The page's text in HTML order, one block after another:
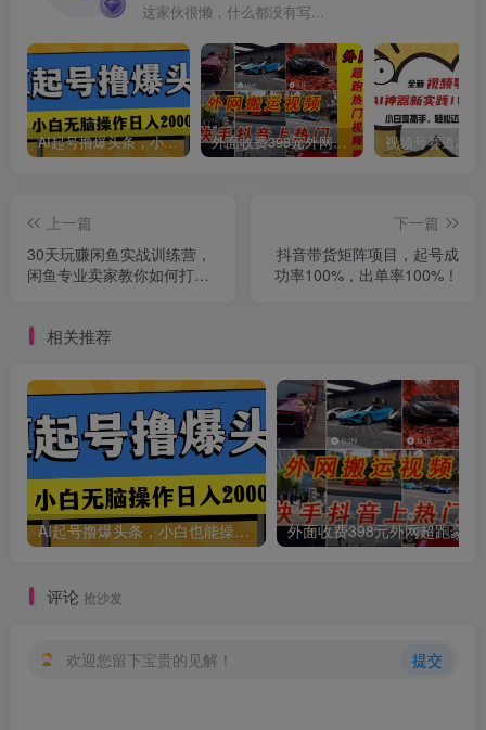
这家伙很懒，什么都没有写...
AI起号撸爆头条，小白也能操作，日入2000+ 外面收费398元外网超跑豪车汽车视频搬运至快手抖音上热门项目
上一篇
30天玩赚闲鱼实战训练营，
闲鱼专业卖家教你如何打造
下一篇
抖音带货矩阵项目，起号成
功率100%，出单率100%！
相关推荐
AI起号撸爆头条，小白也能操作，日入2000+
评论 抢沙发
欢迎您留下宝贵的见解！ 提交